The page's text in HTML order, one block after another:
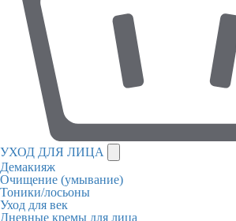
УХОД ДЛЯ ЛИЦА
Демакияж
Очищение (умывание)
Тоники/лосьоны
Уход для век
Дневные кремы для лица